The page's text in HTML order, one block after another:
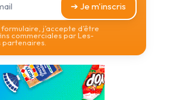
➔ Je m'inscris
j’accepte d’être
commerciales par Les-
partenaires.